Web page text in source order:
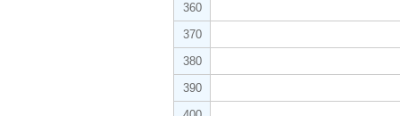
360
370
380
390